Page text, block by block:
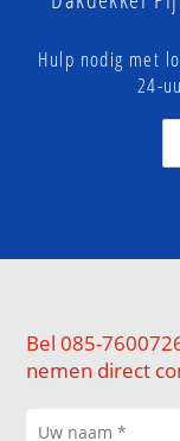
Hulp nodig met
24-
Bel 085-
nemen direct